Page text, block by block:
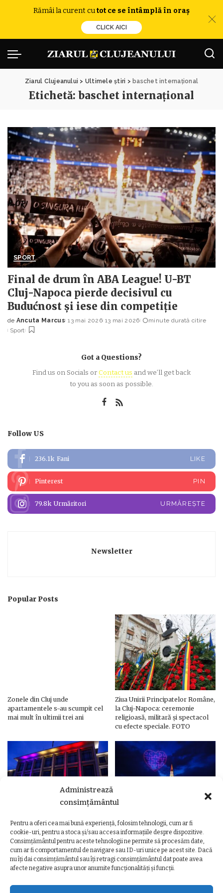
Administrează
consimțământul
Pentru a oferi cea mai bună experiență, folosim tehnologii, cum ar fi
cookie-uri, pentru a stoca și/sau accesa informațiile despre dispozitive.
Consimțământul pentru aceste tehnologii ne permite să procesăm date,
cum ar fi comportamentul de navigare sau ID-uri unice pe acest site. Dacă
nu îți dai consimțământul sau îți retragi consimțământul dat poate avea
afecte negative asupra unor anumite funcționalități și funcții.
Rămâi la curent cutot ce se întâmplă în oraș
CLICK AICI
Ziarul Clujeanului > Ultimele știri > baschet internațional
Etichetă: baschet internațional
SPORT
Final de drum în ABA League! U-BT
Cluj-Napoca pierde decisivul cu
Budućnost și iese din competiție
Posted
by
de Ancuta Marcus 13 mai 2026 13 mai 2026
minute durată citire
Sport
Got a Questions?
Find us on Socials orContact us and we’ll get back
to you as soon as possible.
Follow US
236.1k Fani LIKE
Pinterest PIN
79.8k Urmăritori URMĂREȘTE
Newsletter
Popular Posts
Zonele din Cluj unde
apartamentele s-au scumpit cel
mai mult în ultimii trei ani
Ziua Unirii Principatelor Române,
la Cluj-Napoca: ceremonie
religioasă, militară și spectacol
cu efecte speciale. FOTO
Ziua Unirii Principatelor Române
– Clădiri și poduri din Cluj,
iluminate în culorile drapelului
Ziua Unirii la Cluj-Napoca.
Programul complet al
evenimentelor